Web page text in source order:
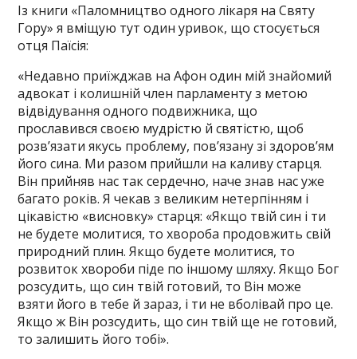
Із книги «Паломництво одного лікаря на Святу
Гору» я вміщую тут один уривок, що стосується
отця Паїсія:
«Недавно приїжджав на Афон один мій знайомий
адвокат і колишній член парламенту з метою
відвідування одного подвижника, що
прославився своєю мудрістю й святістю, щоб
розв’язати якусь проблему, пов’язану зі здоров’ям
його сина. Ми разом прийшли на каливу старця.
Він прийняв нас так сердечно, наче знав нас уже
багато років. Я чекав з великим нетерпінням і
цікавістю «висновку» старця: «Якщо твій син і ти
не будете молитися, то хвороба продовжить свій
природний плин. Якщо будете молитися, то
розвиток хвороби піде по іншому шляху. Якщо Бог
розсудить, що син твій готовий, то Він може
взяти його в тебе й зараз, і ти не вболівай про це.
Якщо ж Він розсудить, що син твій ще не готовий,
то залишить його тобі».